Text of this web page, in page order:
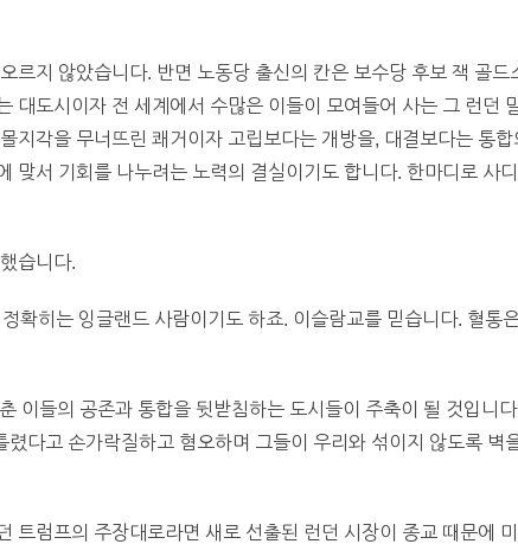
르지 않았습니다. 반면 노동당 출신의 칸은 보수당 후보 잭 골드
대도시이자 전 세계에서 수많은 이들이 모여들어 사는 그 런던
지각을 무너뜨린 쾌거이자 고립보다는 개방을, 대결보다는 통
맞서 기회를 나누려는 노력의 결실이기도 합니다. 한마디로 사
습니다.
확히는 잉글랜드 사람이기도 하죠. 이슬람교를 믿습니다. 혈통
이들의 공존과 통합을 뒷받침하는 도시들이 주축이 될 것입니
다고 손가락질하고 혐오하며 그들이 우리와 섞이지 않도록 벽
트럼프의 주장대로라면 새로 선출된 런던 시장이 종교 때문에